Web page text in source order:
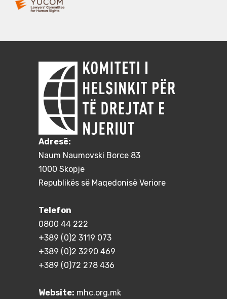
Adresë:
Naum Naumovski Borce 83
1000 Skopje
Republikës së Maqedonisë Veriore
Telefon
0800 44 222
+389 (0)2 3119 073
+389 (0)2 3290 469
+389 (0)72 278 436
Website: mhc.org.mk